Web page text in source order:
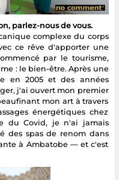
parlez-nous de vous.
complexe du corps
ce rêve d'apporter une
par le tourisme,
: le bien-être. Après une
en 2005 et des années
j'ai ouvert mon premier
mon art à travers
énergétiques chez
du Covid, je n'ai jamais
des spas de renom dans
à Ambatobe — et c'est